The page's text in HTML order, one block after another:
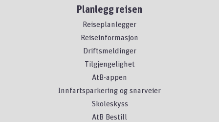
Planlegg reisen
Reiseplanlegger
Reiseinformasjon
Driftsmeldinger
Tilgjengelighet
AtB-appen
Innfartsparkering og snarveier
Skoleskyss
AtB Bestill